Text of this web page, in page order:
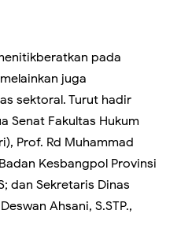
pada
juga
sektoral. Turut hadir
Senat Fakultas Hukum
Prof. Rd Muhammad
Kesbangpol Provinsi
dan Sekretaris Dinas
Ahsani, S.STP.,